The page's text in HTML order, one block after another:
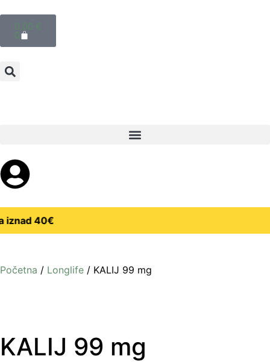
0,00 €
0
iznad 40€
Početna / Longlife / KALIJ 99 mg
KALIJ 99 mg